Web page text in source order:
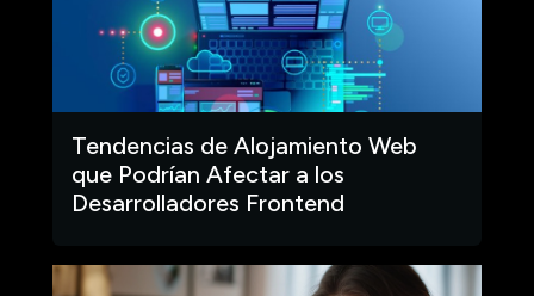
Tendencias de Alojamiento Web
que Podrían Afectar a los
Desarrolladores Frontend